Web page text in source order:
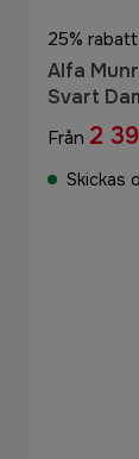
25%
Alfa
Svart
Från 2
Skickas